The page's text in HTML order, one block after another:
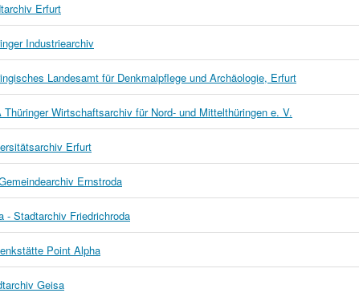
Erfurt
Industriearchiv
Landesamt für Denkmalpflege und Archäologie, Erfurt
Thüringer Wirtschaftsarchiv für Nord- und Mittelthüringen e. V.
Erfurt
Ernstroda
- Stadtarchiv Friedrichroda
Point Alpha
Geisa